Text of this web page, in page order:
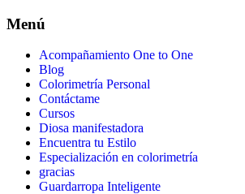
Menú
Acompañamiento One to One
Blog
Colorimetría Personal
Contáctame
Cursos
Diosa manifestadora
Encuentra tu Estilo
Especialización en colorimetría
gracias
Guardarropa Inteligente